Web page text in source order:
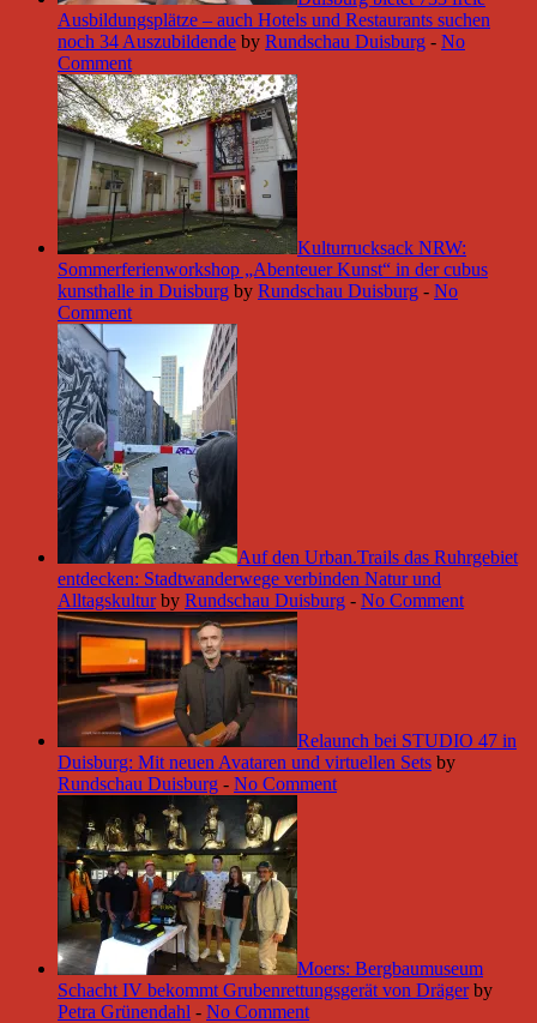
Ausbildungsplätze – auch Hotels und Restaurants suchen
noch 34 Auszubildende by Rundschau Duisburg - No
Comment
Kulturrucksack NRW:
Sommerferienworkshop „Abenteuer Kunst“ in der cubus
kunsthalle in Duisburg by Rundschau Duisburg - No
Comment
Auf den Urban.Trails das Ruhrgebiet
entdecken: Stadtwanderwege verbinden Natur und
Alltagskultur by Rundschau Duisburg - No Comment
Relaunch bei STUDIO 47 in
Duisburg: Mit neuen Avataren und virtuellen Sets by
Rundschau Duisburg - No Comment
Moers: Bergbaumuseum
Schacht IV bekommt Grubenrettungsgerät von Dräger by
Petra Grünendahl - No Comment